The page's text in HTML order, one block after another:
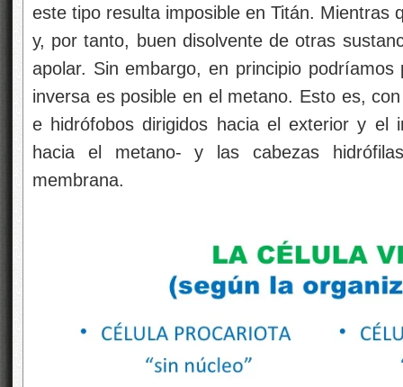
este tipo resulta imposible en Titán. Mientras
y, por tanto, buen disolvente de otras
apolar. Sin embargo, en principio
inversa es posible en el metano. Esto es,
e hidrófobos dirigidos hacia el exterior y el
hacia el metano- y las cabezas
membrana.